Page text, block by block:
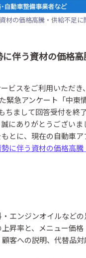
材の価格高騰・供給不
に伴う資材の価格
ビスをご利用いただき
緊急アンケート「中
ちまして回答受付を
にありがとうございま
とに、現在の自動車
に伴う資材の価格高
・エンジンオイルなど
上昇率と、メニュー価
顧客への説明、代替品